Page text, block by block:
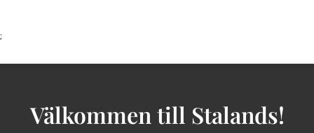
;
Välkommen till Stalands!